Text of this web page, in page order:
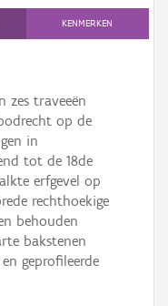
KENMERKEN
zes traveeën
op de
in
tot de 18de
erfgevel op
rechthoekige
behouden
bakstenen
geprofileerde